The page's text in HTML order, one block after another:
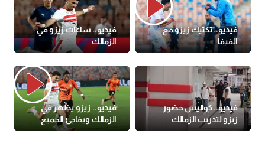
فيديو.. تكتيك زيزو مع
الفيفا
فيديو.. ساعات زيزو في
الزمالك
فيديو.. كواليس حضور
زيزو لتدريب الزمالك
فيديو.. زيزو يظهر في
الزمالك ويفاجئ الجميع